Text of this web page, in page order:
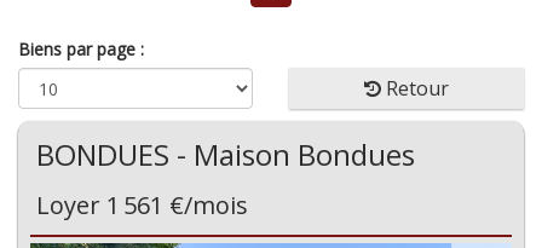
Biens par page :
Retour
BONDUES - Maison Bondues
Loyer 1 561 €/mois